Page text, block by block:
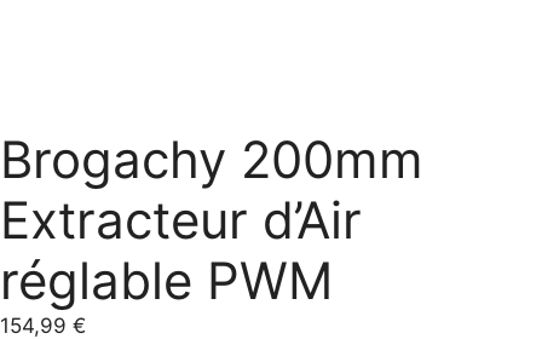
Brogachy 200mm
Extracteur d’Air
réglable PWM
154,99 €